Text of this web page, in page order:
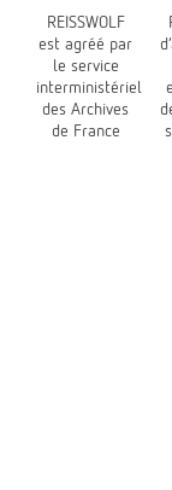
REISSWOLF
est agréé par
le service
interministériel
des Archives
de France